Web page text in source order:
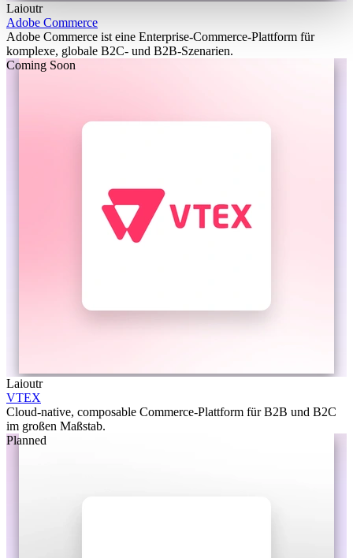
Laioutr
Adobe Commerce
Adobe Commerce ist eine Enterprise-Commerce-Plattform für
komplexe, globale B2C- und B2B-Szenarien.
Coming Soon
Laioutr
VTEX
Cloud-native, composable Commerce-Plattform für B2B und B2C
im großen Maßstab.
Planned